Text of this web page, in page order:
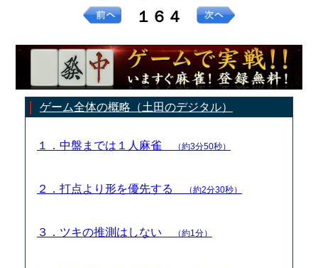
１６４
ゲーム全体の概略（土田のデジタル）
１．中盤までは１人麻雀 （約3分50秒）
２．打点より形を優先する （約2分30秒）
３．ツキの推測はしない （約1分）